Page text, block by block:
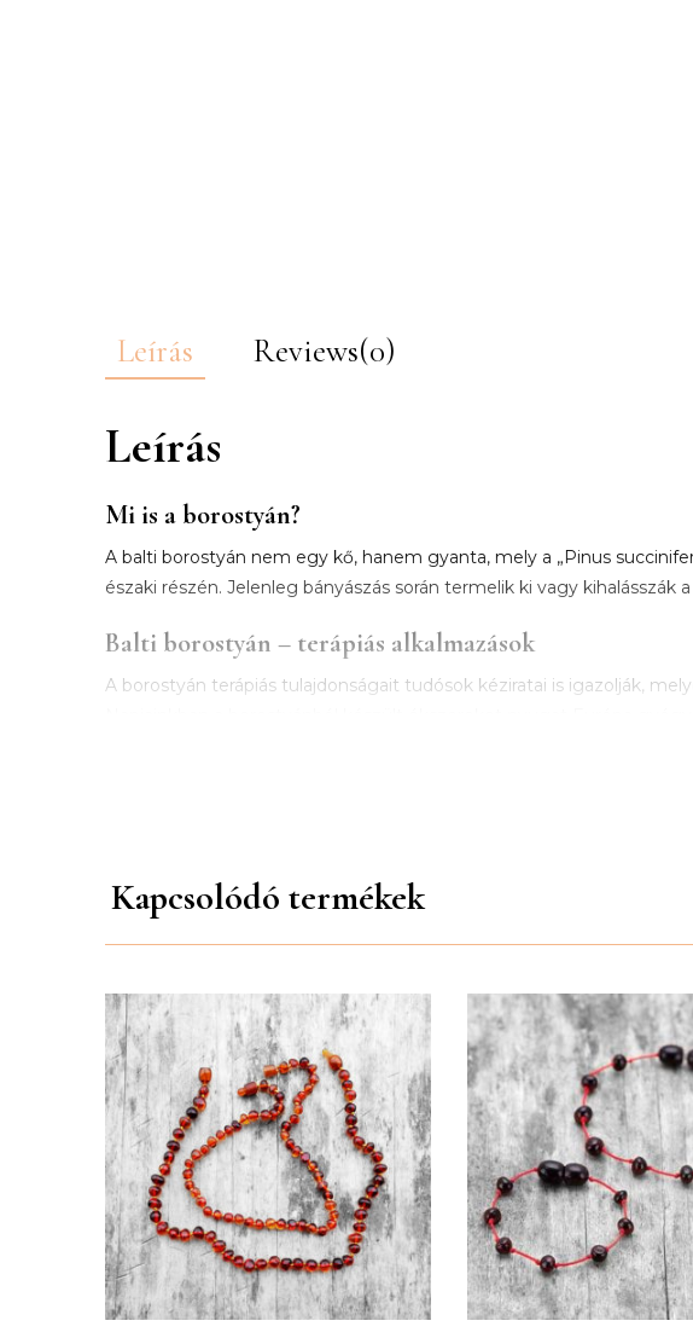
Leírás Reviews(0)
Leírás
Mi is a borostyán?
A balti borostyán nem egy kő, hanem gyanta, mely a „Pinus
északi részén. Jelenleg bányászás során termelik ki vagy kihalásszák
Balti borostyán – terápiás alkalmazások
A borostyán terápiás tulajdonságait tudósok kéziratai is igazolják,
figyelhető meg. A borostyán, olaj, tinktúra, por, ékszerek
fájdalmak a gyerekeknél, fejfájás, izomfájdalom, ízületi fájdalmak,
Hogyan hat a balti borostyán?
ezáltal a szervezetbe kerülve.
A Babaláncok egy családi vállalkozás, mely több, mint 20 éves
megvalósítása terén. A borostyán nyaklánc vagy karkötő kézzel
személyes igényeknek megfelelően és személyre szabható
elérhetőek az üzletünkben.
Biztonságosak-e a borostyán ékszerek a gyerekek
A borostyán nyakláncok és karkötők kifejezetten gyerekek számára
lett csomózva, tehát ha a nyaklánc vagy a karkötő elszakad, a
különleges műanyagból készül az allergiás reakciók megelőzésének
Kapcsolódó termékek